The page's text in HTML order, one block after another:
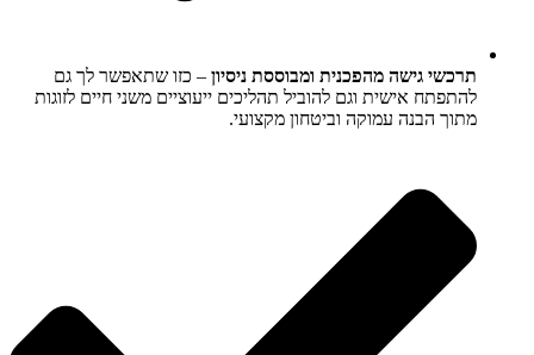
תרכשי גישה מהפכנית ומבוססת ניסיון – כזו שתאפשר לך גם
להתפתח אישית וגם להוביל תהליכים ייעוציים משני חיים לזוגות
מתוך הבנה עמוקה וביטחון מקצועי.